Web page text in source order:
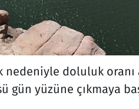
nedeniyle doluluk oranı
gün yüzüne çıkmaya